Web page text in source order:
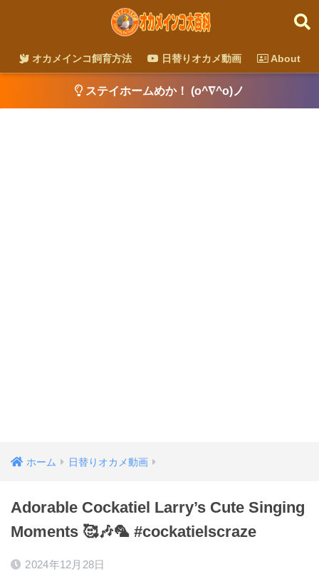
オカメインコ飼育方法 日替りオカメ動画 About
ステイホームめか！ (o^∇^o)ノ
ホーム 日替りオカメ動画
Adorable Cockatiel Larry’s Cute Singing
Moments 🥰🎶🦜 #cockatielscraze
2024年12月28日